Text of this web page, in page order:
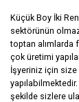
Küçük Boy İki
sektörünün
toptan alımlarda
çok üretimi
İşyeriniz için size
şekilde sizlere